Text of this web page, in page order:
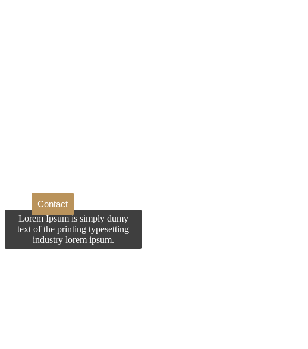
Contact
Lorem Ipsum is simply dumy
text of the printing typesetting
industry lorem ipsum.